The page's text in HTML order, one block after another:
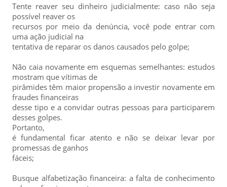
Tente reaver seu dinheiro judicialmente: caso não seja
possível reaver os
recursos por meio da denúncia, você pode entrar com
uma ação judicial na
tentativa de reparar os danos causados pelo golpe;
Não caia novamente em esquemas semelhantes: estudos
mostram que vítimas de
pirâmides têm maior propensão a investir novamente em
fraudes financeiras
desse tipo e a convidar outras pessoas para participarem
desses golpes.
Portanto,
é fundamental ficar atento e não se deixar levar por
promessas de ganhos
fáceis;
Busque alfabetização financeira: a falta de conhecimento